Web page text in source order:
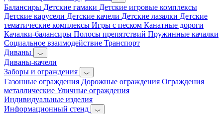
Балансиры Детские гамаки Детские игровые комплексы
Детские карусели Детские качели Детские лазалки Детские
тематические комплексы Игры с песком Канатные дороги
Качалки-балансиры Полосы препятствий Пружинные качалки
Социальное взаимодействие Транспорт
Диваны
Диваны-качели
Заборы и ограждения
Газонные ограждения Дорожные ограждения Ограждения
металлические Уличные ограждения
Индивидуальные изделия
Информационный стенд